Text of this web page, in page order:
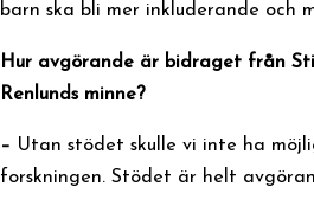
barn ska bli mer inkluderande och
Hur avgörande är bidraget från
Renlunds minne?
– Utan stödet skulle vi inte ha
forskningen. Stödet är helt